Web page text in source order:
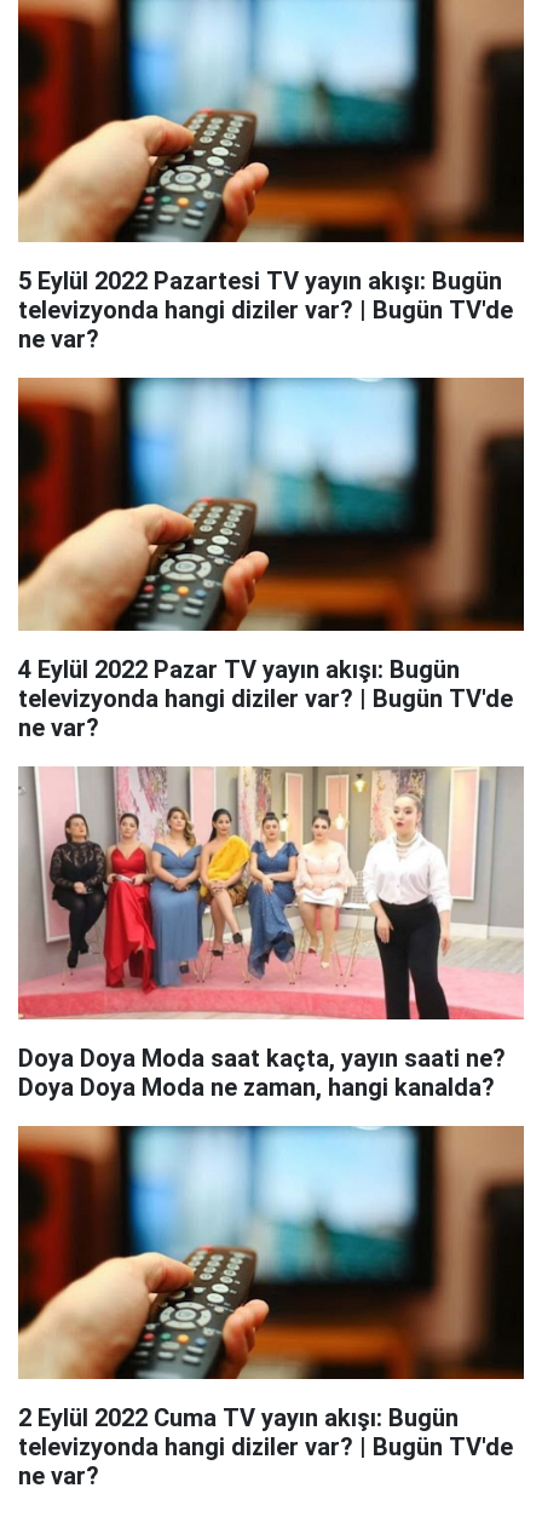
5 Eylül 2022 Pazartesi TV yayın akışı: Bugün
televizyonda hangi diziler var? | Bugün TV'de
ne var?
4 Eylül 2022 Pazar TV yayın akışı: Bugün
televizyonda hangi diziler var? | Bugün TV'de
ne var?
Doya Doya Moda saat kaçta, yayın saati ne?
Doya Doya Moda ne zaman, hangi kanalda?
2 Eylül 2022 Cuma TV yayın akışı: Bugün
televizyonda hangi diziler var? | Bugün TV'de
ne var?